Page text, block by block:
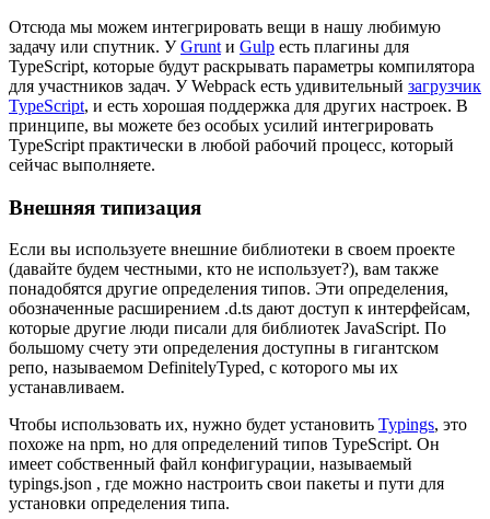
Отсюда мы можем интегрировать вещи в нашу любимую
задачу или спутник. УGrunt и Gulp есть плагины для
TypeScript, которые будут раскрывать параметры компилятора
для участников задач. У Webpack есть удивительный загрузчик
TypeScript, и есть хорошая поддержка для других настроек. В
принципе, вы можете без особых усилий интегрировать
TypeScript практически в любой рабочий процесс, который
сейчас выполняете.
Внешняя типизация
Если вы используете внешние библиотеки в своем проекте
(давайте будем честными, кто не использует?), вам также
понадобятся другие определения типов. Эти определения,
обозначенные расширением .d.ts дают доступ к интерфейсам,
которые другие люди писали для библиотек JavaScript. По
большому счету эти определения доступны в гигантском
репо, называемом DefinitelyTyped, с которого мы их
устанавливаем.
Чтобы использовать их, нужно будет установить Typings, это
похоже на npm, но для определений типов TypeScript. Он
имеет собственный файл конфигурации, называемый
typings.json , где можно настроить свои пакеты и пути для
установки определения типа.